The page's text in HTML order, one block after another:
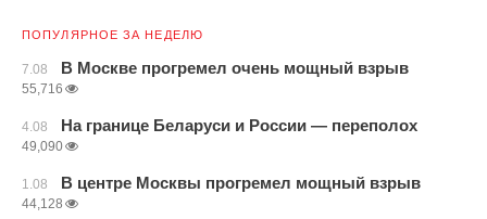
ПОПУЛЯРНОЕ ЗА НЕДЕЛЮ
7.08 В Москве прогремел очень мощный взрыв
55,716
4.08 На границе Беларуси и России — переполох
49,090
1.08 В центре Москвы прогремел мощный взрыв
44,128